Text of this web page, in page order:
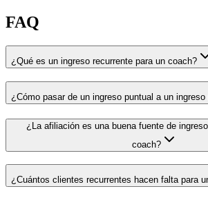
FAQ
¿Qué es un ingreso recurrente para un coach?
¿Cómo pasar de un ingreso puntual a un ingreso
¿La afiliación es una buena fuente de
coach?
¿Cuántos clientes recurrentes hacen falta para